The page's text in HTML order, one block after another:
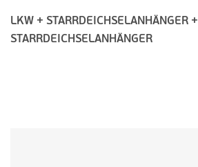
LKW + STARRDEICHSELANHÄNGER +
STARRDEICHSELANHÄNGER